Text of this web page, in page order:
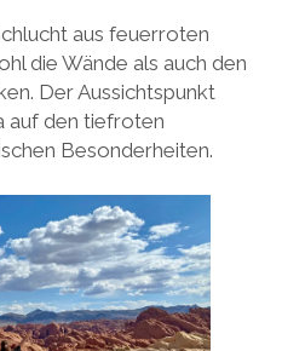
aus feuerroten
die Wände als auch den
Der Aussichtspunkt
auf den tiefroten
Besonderheiten.